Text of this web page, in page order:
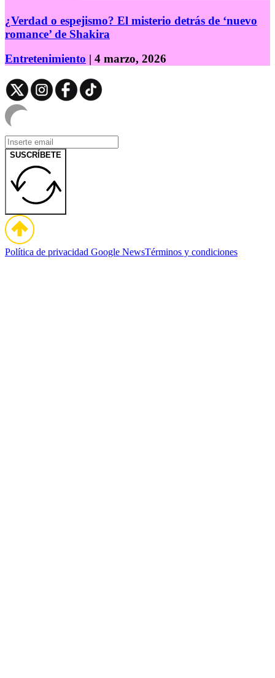
¿Verdad o espejismo? El misterio detrás de ‘nuevo
romance’ de Shakira
Entretenimiento | 4 marzo, 2026
SUSCRÍBETE
Política de privacidad Google NewsTérminos y condiciones